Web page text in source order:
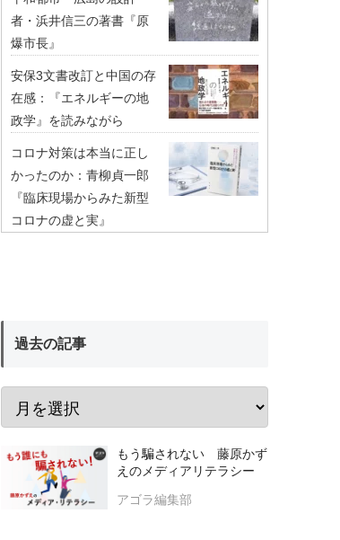
者・浜井信三の著書『原
爆市長』
安保3文書改訂と中国の存
在感：『エネルギーの地
政学』を読みながら
コロナ対策は本当に正し
かったのか：青柳貞一郎
『臨床現場からみた新型
コロナの虚と実』
過去の記事
もう騙されない 藤原かず
えのメディアリテラシー
アゴラ編集部